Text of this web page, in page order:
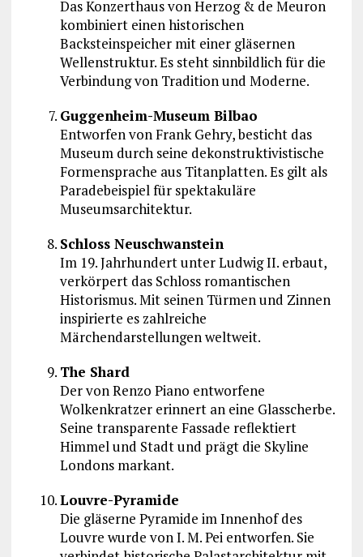
Das Konzerthaus vonHerzog & de Meuron
kombiniert einen historischen
Backsteinspeicher mit einer gläsernen
Wellenstruktur. Es steht sinnbildlich für die
Verbindung von Tradition und Moderne.
Guggenheim-Museum Bilbao
Entworfen vonFrank Gehry, besticht das
Museum durch seine dekonstruktivistische
Formensprache aus Titanplatten. Es gilt als
Paradebeispiel für spektakuläre
Museumsarchitektur.
Schloss Neuschwanstein
Im 19. Jahrhundert unterLudwig II.erbaut,
verkörpert das Schloss romantischen
Historismus. Mit seinen Türmen und Zinnen
inspirierte es zahlreiche
Märchendarstellungen weltweit.
The Shard
Der vonRenzo Piano entworfene
Wolkenkratzer erinnert an eine Glasscherbe.
Seine transparente Fassade reflektiert
Himmel und Stadt und prägt die Skyline
Londons markant.
Louvre-Pyramide
Die gläserne Pyramide im Innenhof des
Louvre wurde vonI. M. Peientworfen. Sie